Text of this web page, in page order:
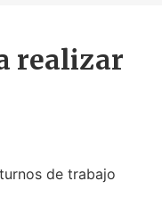
realizar
de trabajo